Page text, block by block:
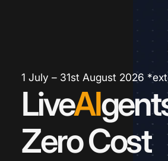
1 July – 31st August 2026
LiveAI
Zero Cost